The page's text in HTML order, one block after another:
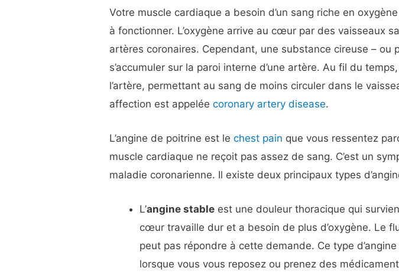
Votre muscle cardiaque a besoin d’un sang riche en
à fonctionner. L’oxygène arrive au cœur par des vaisseaux
artères coronaires. Cependant, une substance cireuse – ou
s’accumuler sur la paroi interne d’une artère. Au fil du
l’artère, permettant au sang de moins circuler dans le
affection est appeléecoronary artery disease.
L’angine de poitrine est lechest pain que vous ressentez
muscle cardiaque ne reçoit pas assez de sang. C’est un
maladie coronarienne. Il existe deux principaux types
L’angine stable est une douleur thoracique qui
cœur travaille dur et a besoin de plus d’oxygène. Le
peut pas répondre à cette demande. Ce type
lorsque vous vous reposez ou prenez des